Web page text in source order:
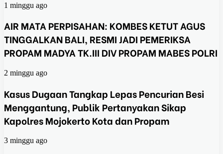
1 minggu ago
AIR MATA PERPISAHAN: KOMBES KETUT AGUS
TINGGALKAN BALI, RESMI JADI PEMERIKSA
PROPAM MADYA TK.III DIV PROPAM MABES POLRI
2 minggu ago
Kasus Dugaan Tangkap Lepas Pencurian Besi
Menggantung, Publik Pertanyakan Sikap
Kapolres Mojokerto Kota dan Propam
3 minggu ago